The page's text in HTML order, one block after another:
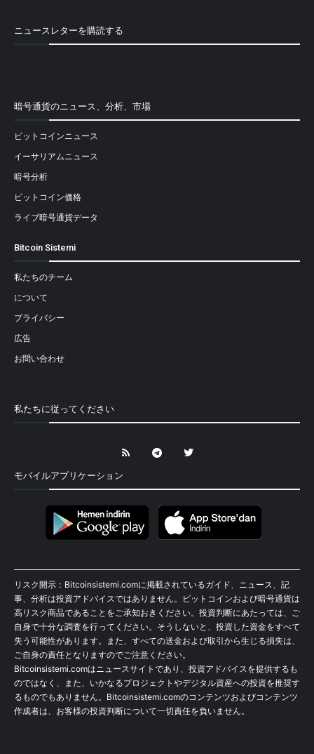
ニュースレターを購読する
暗号通貨のニュース、分析、市場
ビットコインニュース
イーサリアムニュース
暗号分析
ビットコイン価格
ライブ暗号通貨データ
Bitcoin Sistemi
私たちのチーム
について
プライバシー
広告
お問い合わせ
私たちに従ってください
モバイルアプリケーション
リスク開示：Bitcoinsistemi.comに掲載されているガイド、ニュース、記
事、分析は投資アドバイスではありません。ビットコインおよび暗号通貨は
高リスク商品であることをご承知おきください。投資判断にあたっては、ご
自身で十分な調査を行ってください。そうしないと、投資した資金をすべて
失う可能性があります。また、すべての送金および取引から生じる損失は、
ご自身の責任となりますのでご注意ください。
Bitcoinsistemi.comはニュースサイトであり、投資アドバイスを提供するも
のではなく、また、いかなるプロジェクトやデジタル資産への投資を推奨す
るものでもありません。Bitcoinsistemi.comのコンテンツおよびコンテンツ
作成者は、お客様の投資判断について一切責任を負いません。